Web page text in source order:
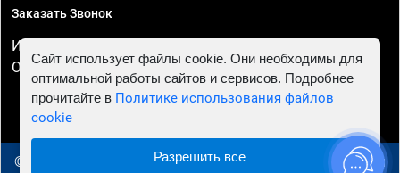
Заказать Звонок
ИП Смирнов Георгий Павлович. ИНН 781302555843,
ОГРНИП 324470400032610
© 2010 - 2026 Чип тюнинг в Уфе - Автосервис "Евро Чип
Сайт использует файлы cookie. Они необходимы для
оптимальной работы сайтов и сервисов. Подробнее
прочитайте в Политике использования файлов
cookie
Разрешить все